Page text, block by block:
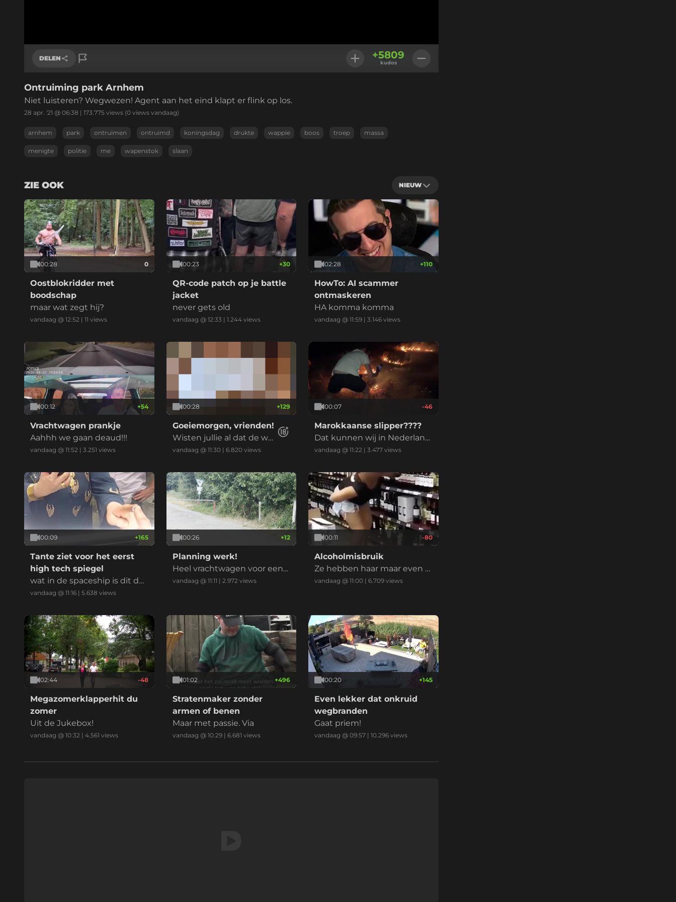
DELEN
Link kopiëren
+5809
kudos
Ontruiming park Arnhem
Niet luisteren? Wegwezen! Agent aan het eind klapt er flink op los.
28 apr. '21 @ 06:38 | 173.775 views (0 views vandaag)
arnhem park ontruimen ontruimd koningsdag drukte wappie boos troep massa
menigte politie me wapenstok slaan
ZIE OOK NIEUW
00:28 0
Oostblokridder met
boodschap
maar wat zegt hij?
vandaag @ 12:52 | 11 views
00:23 +30
QR-code patch op je battle
jacket
never gets old
vandaag @ 12:33 | 1.244views
02:28 +110
HowTo: AI scammer
ontmaskeren
HA komma komma
vandaag @ 11:59 |3.146 views
00:12 +54
Vrachtwagen prankje
Aahhh we gaan deaud!!!
vandaag @ 11:52 | 3.251 views
00:28 +129
Goeiemorgen, vrienden!
Wisten jullie al dat de we
ek doormidden is?
vandaag @ 11:30| 6.820views
00:07 -46
Marokkaanse slipper????
Dat kunnen wij in Nederland
ook gebruiken met de droog
vandaag @ 11:22 |3.477 views
00:09 +165
Tante ziet voor het eerst
high tech spiegel
wat in de spaceship is dit da
n?!
vandaag @ 11:16 | 5.638 views
00:26 +12
Planning werk!
Heel vrachtwagen voor een
pallet
vandaag @ 11:11 | 2.972 views
00:11 -80
Alcoholmisbruik
Ze hebben haar maar even o
nherkenbaar gemaakt.
vandaag @ 11:00 |6.709 views
02:44 -48
Megazomerklapperhit du
zomer
Uit de Jukebox!
vandaag @ 10:32 | 4.561 views
01:02 +496
Stratenmaker zonder
armen of benen
Maar met passie. Via
vandaag @ 10:29| 6.681 views
00:20 +145
Even lekker dat onkruid
wegbranden
Gaat priem!
vandaag @ 09:57 |10.296 views